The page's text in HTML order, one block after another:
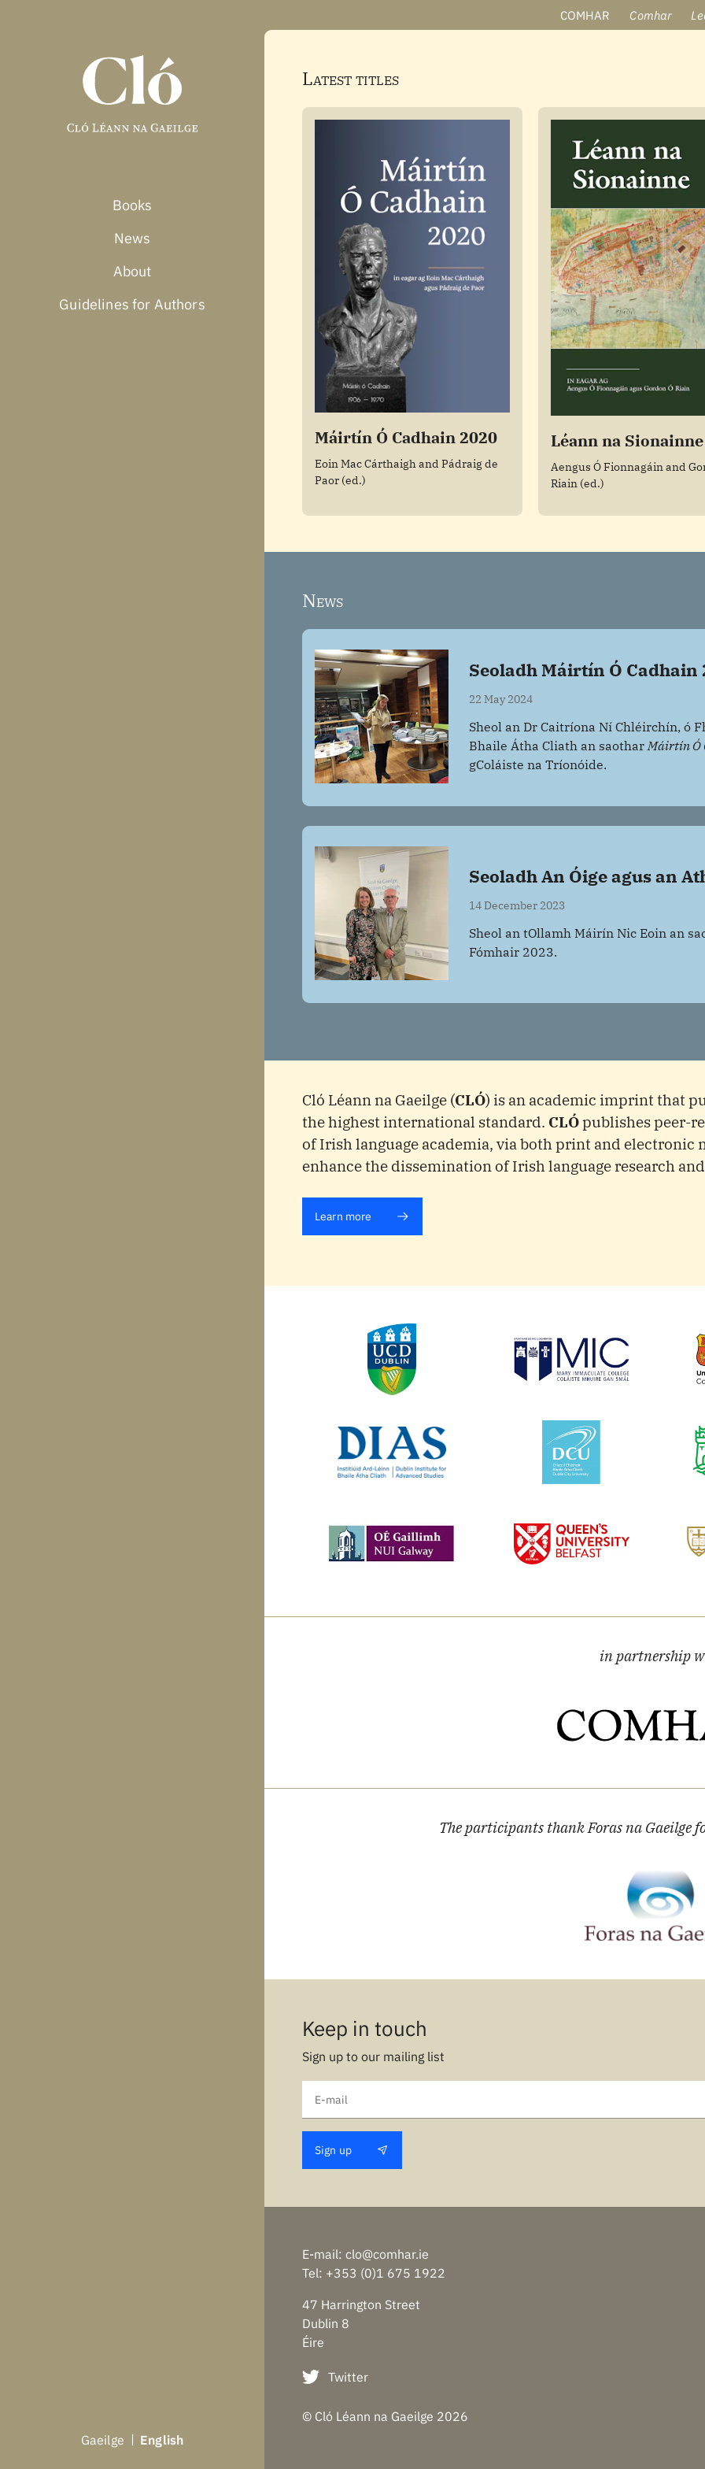
Gaeilge English
Books
News
About
Guidelines for Authors
COMHAR Comhar
Latest titles
Máirtín Ó Cadhain 2020
Eoin Mac Cárthaigh and Pádraig de
Paor (ed.)
Léann na Sionainne
Aengus Ó Fionnagáin and
Riain (ed.)
News
Seoladh Máirtín Ó Cadhain
22 May 2024
Sheol an Dr Caitríona Ní Chléirchín, ó
Bhaile Átha Cliath an saotharMáirtín Ó
gColáiste na Tríonóide.
Seoladh An Óige agus an
14 December 2023
Sheol an tOllamh Máirín Nic Eoin an
Fómhair 2023.
Cló Léann na Gaeilge (CLÓ) is an academic imprint that
the highest international standard. CLÓpublishes peer-
of Irish language academia, via both print and electronic
enhance the dissemination of Irish language research
Learn more
in partnership
The participants thank Foras na Gaeilge
Keep in touch
Sign up to our mailing list
Sign up
E-mail: clo@comhar.ie
Tel: +353 (0)1 675 1922
47 Harrington Street
Dublin 8
Éire
Twitter
© Cló Léann na Gaeilge 2026